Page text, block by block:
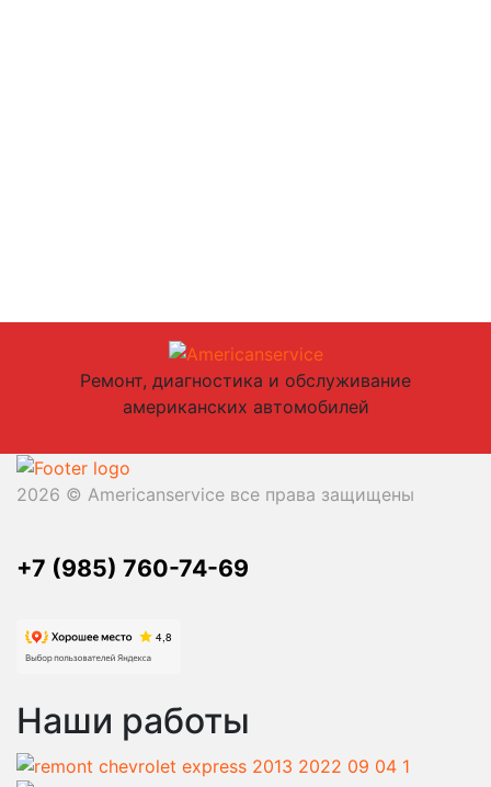
Ремонт, диагностика и обслуживание
американских автомобилей
2026 © Americanservice все права защищены
+7 (985) 760-74-69
Наши работы